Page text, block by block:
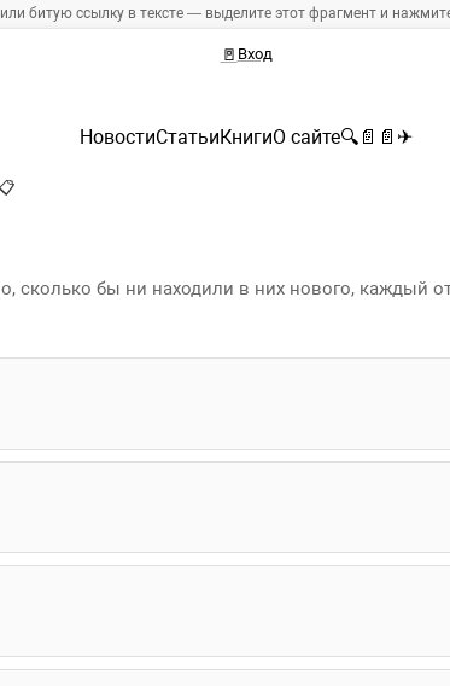
битую ссылку в тексте — выделите этот фрагмент и
🚪 Вход
НовостиСтатьиКнигиО сайте🔍 📄 📄 ✈
📋
сколько бы ни находили в них нового, каждый